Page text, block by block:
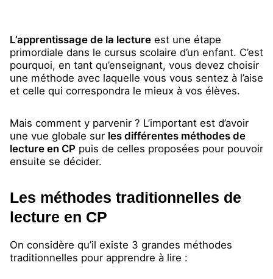
L’apprentissage de la lecture est une étape
primordiale dans le cursus scolaire d’un enfant. C’est
pourquoi, en tant qu’enseignant, vous devez choisir
une méthode avec laquelle vous vous sentez à l’aise
et celle qui correspondra le mieux à vos élèves.
Mais comment y parvenir ? L’important est d’avoir
une vue globale sur les différentes méthodes de
lecture en CP puis de celles proposées pour pouvoir
ensuite se décider.
Les méthodes traditionnelles de
lecture en CP
On considère qu’il existe 3 grandes méthodes
traditionnelles pour apprendre à lire :